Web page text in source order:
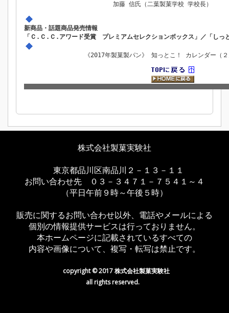
加藤 信氏（二葉製菓学校 学校長）
新商品・話題商品発売情報
「Ｃ.Ｃ.Ｃ.アワード受賞 プレミアムセレクションボックス」／「し
《2017年製菓製パン》 知っとこ！ カレンダー（
株式会社製菓実験社
東京都品川区南品川２－１３－１１
お問い合わせ先 ０３－３４７１－７５４１～４
（平日午前９時～午後５時）
販売に関するお問い合わせ以外、電話やメールによる
個別の情報提供サービスは行っておりません。
本ホームページに記載されているすべての
内容や画像について、複写・転写は禁止です。
copyright © 2017 株式会社製菓実験社
all rights reserved.